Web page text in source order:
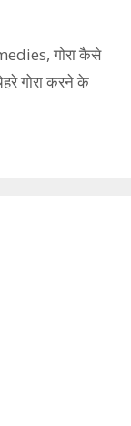
,गोरा कैसे
गोरा करने के